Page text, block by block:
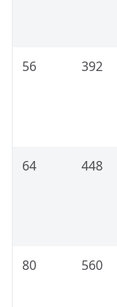
56 392
64 448
80 560